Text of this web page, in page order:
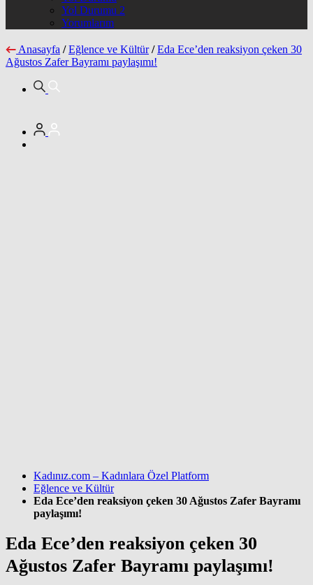
Yol Durumu 2
Yorumlarım
Anasayfa / Eğlence ve Kültür / Eda Ece’den reaksiyon çeken 30
Ağustos Zafer Bayramı paylaşımı!
Kadınız.com – Kadınlara Özel Platform
Eğlence ve Kültür
Eda Ece’den reaksiyon çeken 30 Ağustos Zafer Bayramı
paylaşımı!
Eda Ece’den reaksiyon çeken 30
Ağustos Zafer Bayramı paylaşımı!